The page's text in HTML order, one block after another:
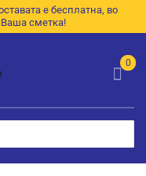
е бесплатна, во
Ваша сметка!
0